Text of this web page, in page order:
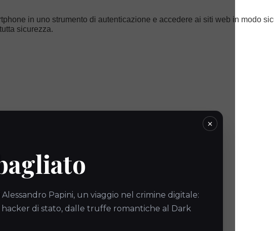
×
Papini, un viaggio nel crimine digitale:
di stato, dalle truffe romantiche al Dark
in uno strumento di autenticazione e accedere ai siti web in modo
sicurezza.